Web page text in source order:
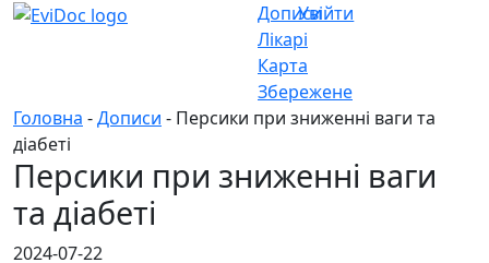
Дописи
Лікарі
Карта
Збережене
Увійти
Головна -Дописи - Персики при зниженні ваги та
діабеті
Персики при зниженні ваги
та діабеті
2024-07-22